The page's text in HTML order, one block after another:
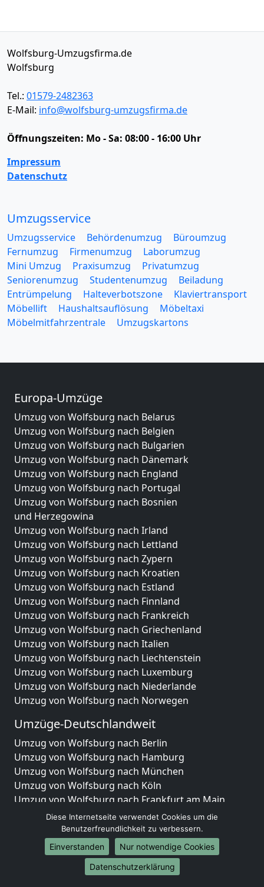
Wolfsburg-Umzugsfirma.de
Wolfsburg
Tel.: 01579-2482363
E-Mail: info@wolfsburg-umzugsfirma.de
Öffnungszeiten: Mo - Sa: 08:00 - 16:00 Uhr
Impressum
Datenschutz
Umzugsservice
Umzugsservice Behördenumzug
Büroumzug
Fernumzug
Firmenumzug
Laborumzug
Mini Umzug
Praxisumzug
Privatumzug
Seniorenumzug
Studentenumzug
Beiladung
Entrümpelung
Halteverbotszone
Klaviertransport
Möbellift
Haushaltsauflösung
Möbeltaxi
Möbelmitfahrzentrale
Umzugskartons
Europa-Umzüge
Umzug von Wolfsburg nach Belarus
Umzug von Wolfsburg nach Belgien
Umzug von Wolfsburg nach Bulgarien
Umzug von Wolfsburg nach Dänemark
Umzug von Wolfsburg nach England
Umzug von Wolfsburg nach Portugal
Umzug von Wolfsburg nach Bosnien
und Herzegowina
Umzug von Wolfsburg nach Irland
Umzug von Wolfsburg nach Lettland
Umzug von Wolfsburg nach Zypern
Umzug von Wolfsburg nach Kroatien
Umzug von Wolfsburg nach Estland
Umzug von Wolfsburg nach Finnland
Umzug von Wolfsburg nach Frankreich
Umzug von Wolfsburg nach Griechenland
Umzug von Wolfsburg nach Italien
Umzug von Wolfsburg nach Liechtenstein
Umzug von Wolfsburg nach Luxemburg
Umzug von Wolfsburg nach Niederlande
Umzug von Wolfsburg nach Norwegen
Umzüge-Deutschlandweit
Umzug von Wolfsburg nach Berlin
Umzug von Wolfsburg nach Hamburg
Umzug von Wolfsburg nach München
Umzug von Wolfsburg nach Köln
Umzug von Wolfsburg nach Frankfurt am Main
Umzug von Wolfsburg nach Stuttgart
Umzug von Wolfsburg nach Düsseldorf
Umzug von Wolfsburg nach Leipzig
Umzug von Wolfsburg nach Dortmund
Umzug von Wolfsburg nach Essen
Diese Internetseite verwendet Cookies um die
Benutzerfreundlichkeit zu verbessern.
Einverstanden
Nur notwendige Cookies
Datenschutzerklärung